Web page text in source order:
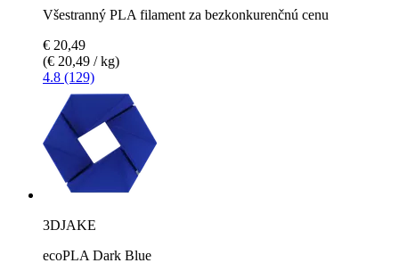
Všestranný PLA filament za bezkonkurenčnú cenu
€ 20,49
(€ 20,49 / kg)
4.8 (129)
3DJAKE
ecoPLA Dark Blue